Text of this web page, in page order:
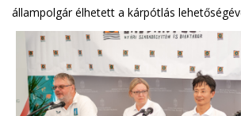
állampolgár élhetett a kárpótlás